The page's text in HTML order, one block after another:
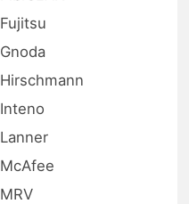
Fujitsu
Gnoda
Hirschmann
Inteno
Lanner
McAfee
MRV